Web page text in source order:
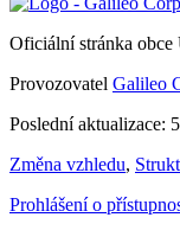
Oficiální stránka
Provozovatel Galileo
Poslední aktualizace:
Změna vzhledu,
Prohlášení o